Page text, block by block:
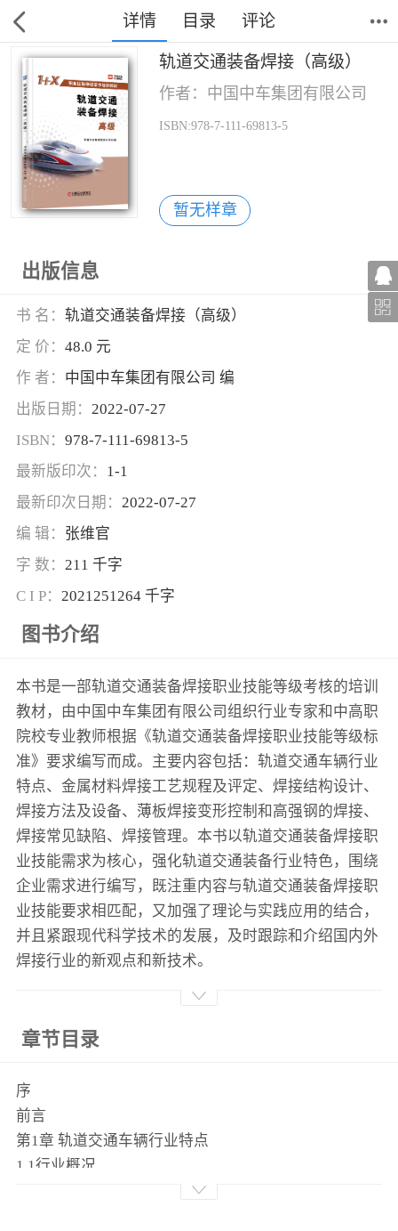
详情 目录 评论
轨道交通装备焊接（高级）
作者：中国中车集团有限公司
ISBN:978-7-111-69813-5
暂无样章
出版信息
书 名： 轨道交通装备焊接（高级）
定 价： 48.0 元
作 者： 中国中车集团有限公司 编
出版日期： 2022-07-27
ISBN： 978-7-111-69813-5
最新版印次： 1-1
最新印次日期： 2022-07-27
编 辑： 张维官
字 数： 211 千字
C I P： 2021251264 千字
图书介绍
本书是一部轨道交通装备焊接职业技能等级考核的培训
教材，由中国中车集团有限公司组织行业专家和中高职
院校专业教师根据《轨道交通装备焊接职业技能等级标
准》要求编写而成。主要内容包括：轨道交通车辆行业
特点、金属材料焊接工艺规程及评定、焊接结构设计、
焊接方法及设备、薄板焊接变形控制和高强钢的焊接、
焊接常见缺陷、焊接管理。本书以轨道交通装备焊接职
业技能需求为核心，强化轨道交通装备行业特色，围绕
企业需求进行编写，既注重内容与轨道交通装备焊接职
业技能要求相匹配，又加强了理论与实践应用的结合，
并且紧跟现代科学技术的发展，及时跟踪和介绍国内外
焊接行业的新观点和新技术。
章节目录
序
前言
第1章 轨道交通车辆行业特点
1.1行业概况